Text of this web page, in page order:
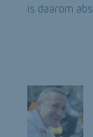
is daarom